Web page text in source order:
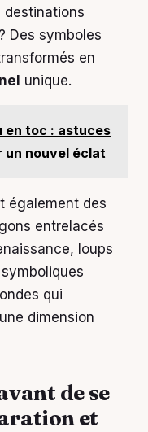
destinations
Des symboles
en
unique.
en toc : astuces
un nouvel éclat
également des
entrelacés
loups
qui
dimension
de se
et